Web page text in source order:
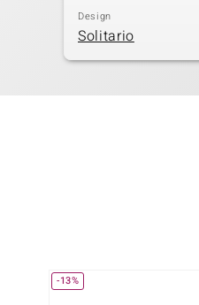
Design
Solitario
-13%